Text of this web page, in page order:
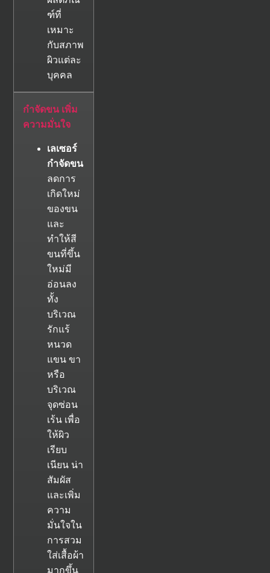
ฑ์ที่
เหมาะ
กับสภาพ
ผิวแต่ละ
บุคคล
กำจัดขน เพิ่ม
ความมั่นใจ
เลเซอร์
กำจัดขน
ลดการ
เกิดใหม่
ของขน
และ
ทำให้สี
ขนที่ขึ้น
ใหม่มี
อ่อนลง
ทั้ง
บริเวณ
รักแร้
หนวด
แขน ขา
หรือ
บริเวณ
จุดซ่อน
เร้น เพื่อ
ให้ผิว
เรียบ
เนียน น่า
สัมผัส
และเพิ่ม
ความ
มั่นใจใน
การสวม
ใส่เสื้อผ้า
มากขึ้น